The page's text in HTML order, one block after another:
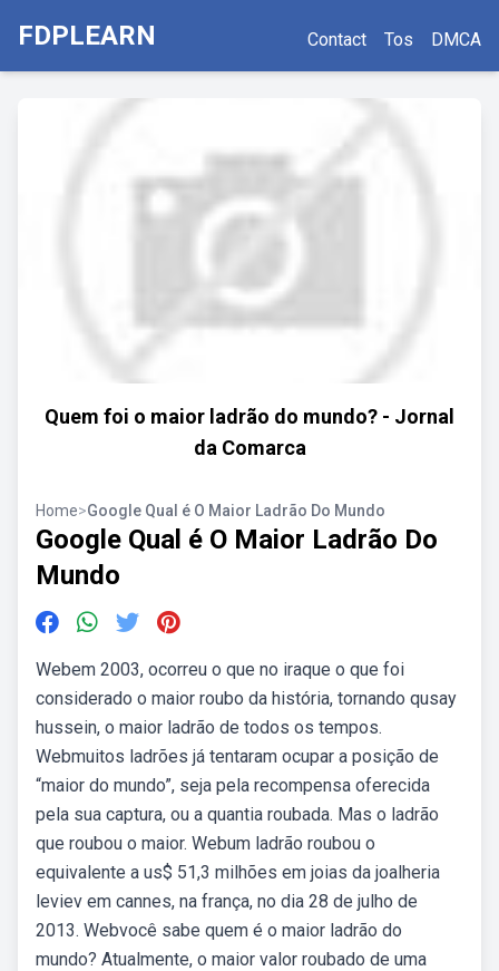
FDPLEARN Contact Tos DMCA
Quem foi o maior ladrão do mundo? - Jornal
da Comarca
Home>Google Qual é O Maior Ladrão Do Mundo
Google Qual é O Maior Ladrão Do
Mundo
Webem 2003, ocorreu o que no iraque o que foi
considerado o maior roubo da história, tornando qusay
hussein, o maior ladrão de todos os tempos.
Webmuitos ladrões já tentaram ocupar a posição de
“maior do mundo”, seja pela recompensa oferecida
pela sua captura, ou a quantia roubada. Mas o ladrão
que roubou o maior. Webum ladrão roubou o
equivalente a us$ 51,3 milhões em joias da joalheria
leviev em cannes, na frança, no dia 28 de julho de
2013. Webvocê sabe quem é o maior ladrão do
mundo? Atualmente, o maior valor roubado de uma